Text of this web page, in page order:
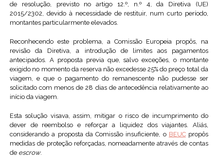
de resolução, previsto no artigo 12.º, n.º 4, da Diretiva (UE)
2015/2302, devido à necessidade de restituir, num curto período,
montantes particularmente elevados.
Reconhecendo este problema, a Comissão Europeia propôs, na
revisão da Diretiva, a introdução de limites aos pagamentos
antecipados. A proposta previa que, salvo exceções, o montante
exigido no momento da reserva não excedesse 25% do preço total da
viagem, e que o pagamento do remanescente não pudesse ser
solicitado com menos de 28 dias de antecedência relativamente ao
início da viagem.
Esta solução visava, assim, mitigar o risco de incumprimento do
dever de reembolso e reforçar a liquidez dos viajantes. Aliás,
considerando a proposta da Comissão insuficiente, o BEUCpropôs
medidas de proteção reforçadas, nomeadamente através de contas
de escrow.